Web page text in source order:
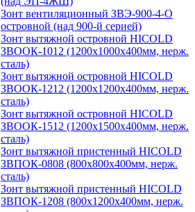
Зонт вентиляционный ЗВЭ-900-4-О
островной (над 900-й серией)
Зонт вытяжной островной HICOLD
ЗВООК-1012 (1200х1000х400мм, нерж.
сталь)
Зонт вытяжной островной HICOLD
ЗВООК-1212 (1200x1200x400мм, нерж.
сталь)
Зонт вытяжной островной HICOLD
ЗВООК-1512 (1200х1500х400мм, нерж.
сталь)
Зонт вытяжной пристенный HICOLD
ЗВПОК-0808 (800х800х400мм, нерж.
сталь)
Зонт вытяжной пристенный HICOLD
ЗВПОК-1208 (800х1200х400мм, нерж.